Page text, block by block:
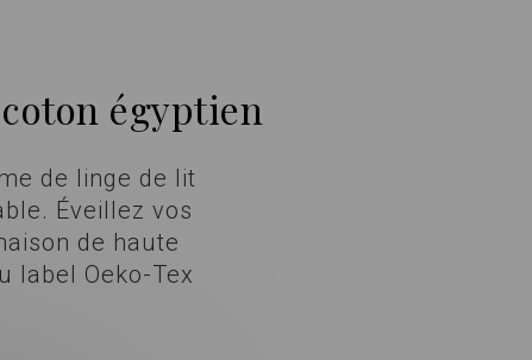
égyptien
de linge de lit
Éveillez vos
de haute
label Oeko-Tex